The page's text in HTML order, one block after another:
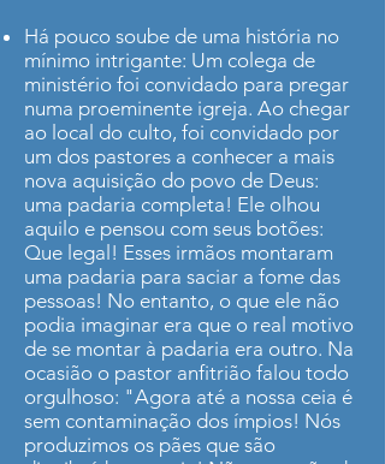
Há pouco soube de uma história no
mínimo intrigante: Um colega de
ministério foi convidado para pregar
numa proeminente igreja. Ao chegar
ao local do culto, foi convidado por
um dos pastores a conhecer a mais
nova aquisição do povo de Deus:
uma padaria completa! Ele olhou
aquilo e pensou com seus botões:
Que legal! Esses irmãos montaram
uma padaria para saciar a fome das
pessoas! No entanto, o que ele não
podia imaginar era que o real motivo
de se montar à padaria era outro. Na
ocasião o pastor anfitrião falou todo
orgulhoso: "Agora até a nossa ceia é
sem contaminação dos ímpios! Nós
produzimos os pães que são